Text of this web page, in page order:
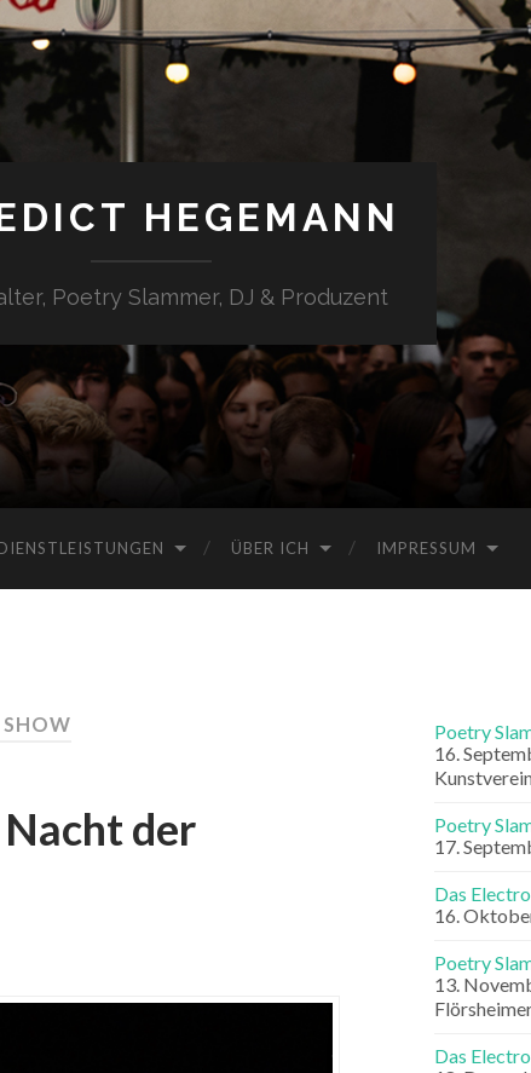
HEGEMANN
Poetry Slammer, DJ & Produzent
ÜBER ICH IMPRESSUM
der
Poetry
16.
Poetry
17.
Das
16.
Poetry
13.
Das